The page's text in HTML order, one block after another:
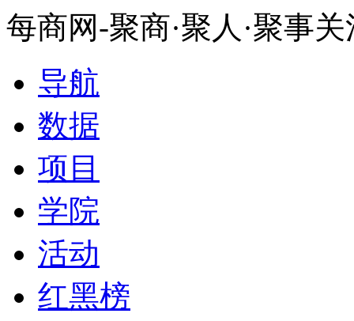
每商网-聚商·聚人·聚事
导航
数据
项目
学院
活动
红黑榜